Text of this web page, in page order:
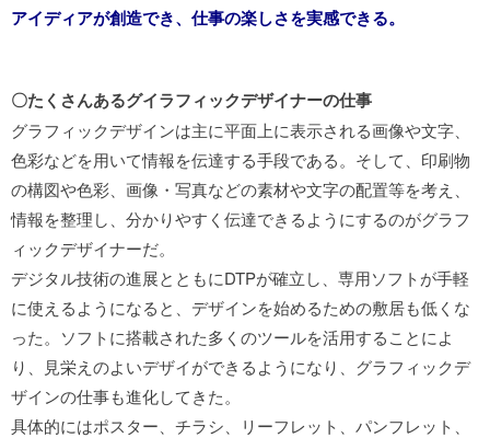
アイディアが創造でき、仕事の楽しさを実感できる。
〇たくさんあるグイラフィックデザイナーの仕事
グラフィックデザインは主に平面上に表示される画像や文字、
色彩などを用いて情報を伝達する手段である。そして、印刷物
の構図や色彩、画像・写真などの素材や文字の配置等を考え、
情報を整理し、分かりやすく伝達できるようにするのがグラフ
ィックデザイナーだ。
デジタル技術の進展とともにDTPが確立し、専用ソフトが手軽
に使えるようになると、デザインを始めるための敷居も低くな
った。ソフトに搭載された多くのツールを活用することによ
り、見栄えのよいデザイができるようになり、グラフィックデ
ザインの仕事も進化してきた。
具体的にはポスター、チラシ、リーフレット、パンフレット、